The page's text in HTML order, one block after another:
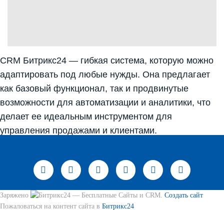
CRM Битрикс24 — гибкая система, которую можно
адаптировать под любые нужды. Она предлагает
как базовый функционал, так и продвинутые
возможности для автоматизации и аналитики, что
делает ее идеальным инструментом для
управления продажами и клиентами.
Заряжено — Бесплатные Сайты и CRM. Создать сайт
Пожаловаться на контент cайта в Битрикс24